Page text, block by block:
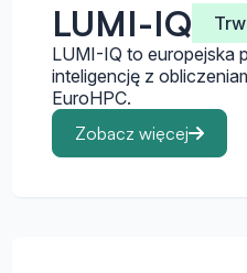
LUMI-IQ
LUMI-IQ to europejska
inteligencję z
EuroHPC.
Zobacz więcej